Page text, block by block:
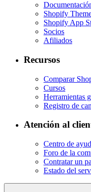
Shopify
Shopify App
Socios
Afiliados
Recursos
Comparar
Cursos
Herramientas
Registro de
Atención al
Centro de
Foro de la
Contratar un
Estado del